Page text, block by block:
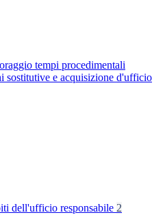
tempi procedimentali
sostitutive e acquisizione d'ufficio
dell'ufficio responsabile 2